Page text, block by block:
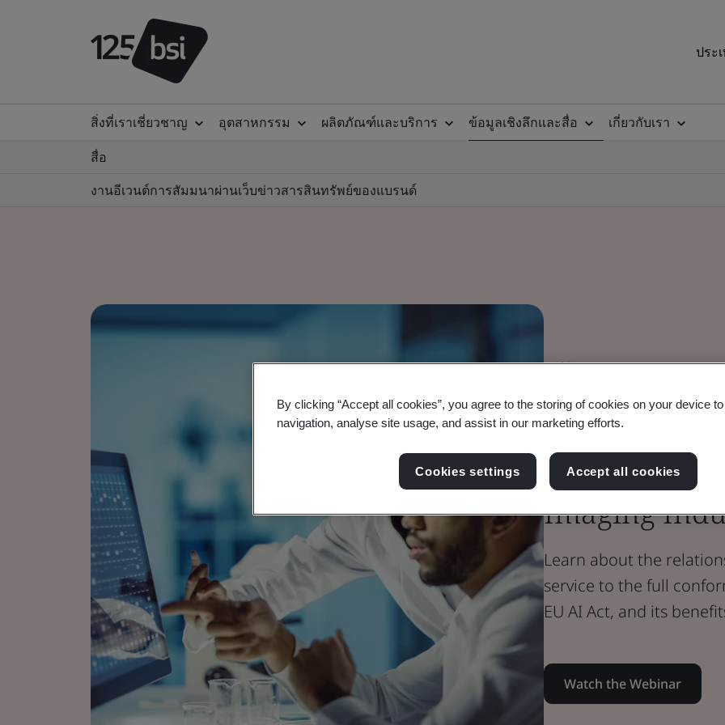
ประ
สิ่งที่เราเชี่ยวชาญ อุตสาหกรรม ผลิตภัณฑ์และบริการ ข้อมูลเชิงลึกและสื่อ
เกี่ยวกับเรา
สื่อ
งานอีเวนต์การสัมมนาผ่านเว็บข่าวสารสินทรัพย์ของแบรนด์
Webinar
AI
Dataset
Imaging
Learn about the
service to the full
EU AI Act, and its
Watch the Webinar
By clicking “Accept all cookies”, you agree to the storing of cookies on your device
navigation, analyse site usage, and assist in our marketing efforts.
Cookies settings Accept all cookies